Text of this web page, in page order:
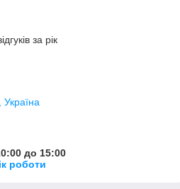
за рік
Україна
до 15:00
роботи